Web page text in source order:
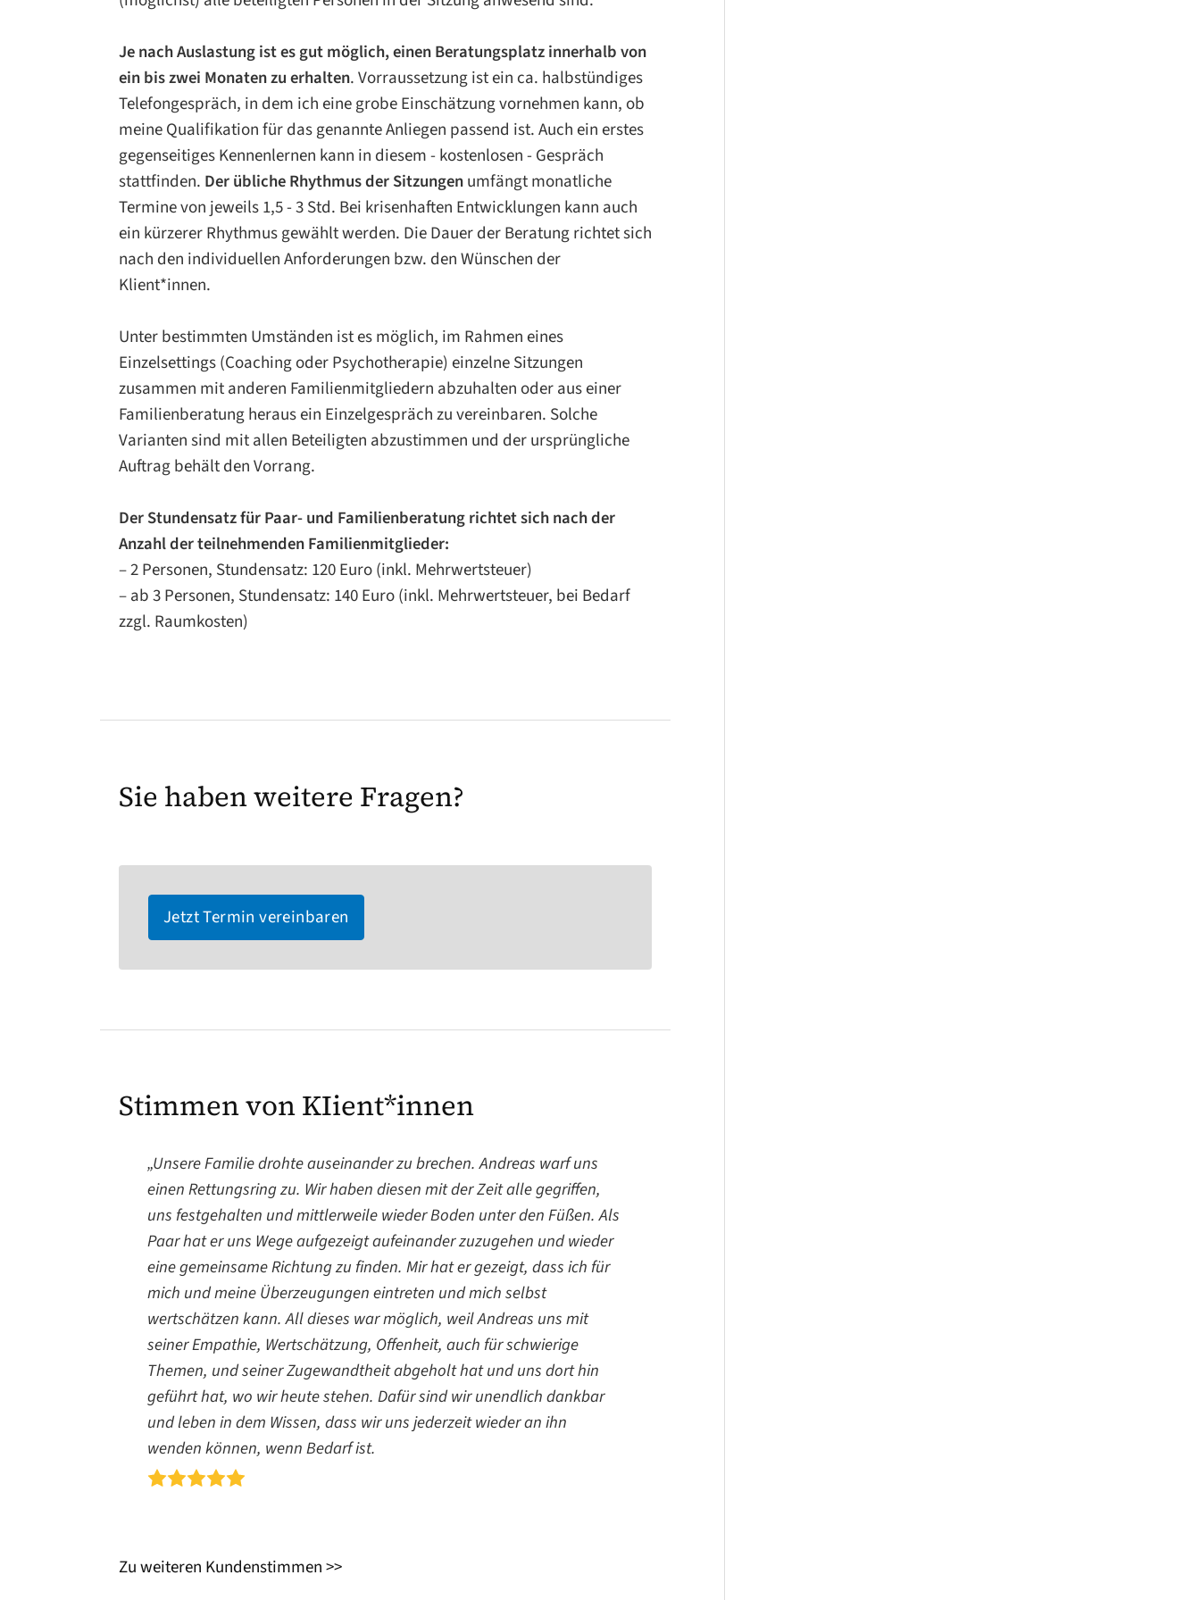
Umgebung ist‘. Ein erster Schritt kann sein, die Wirkung ungünstiger
Strukturen und Regeln zu erkennen und später im konkreten Umgang
miteinander zu verbessern – gegebenenfalls auch zum Wohl nachfolgender
Generationen.
Wertschätzung
Nach Virginia Satir, der bedeutenden Pionierin in der Familientherapie, ist
einer der wichtigsten Faktoren für psychische Gesundheit das
unsere frühesten Grundlagen gelegt werden … und entscheidend dafür, ob
wir uns später sicher und authentisch mit unserer Umwelt verständigen
können, oder uns in sogenannte„Überlebenshaltungen“*retten, die unsere
Kommunikation einschränken und verzerren. Insofern spielt die Frage:
„Was fördert den Selbstwert in der Familie?“ eine ebenso wichtige Rolle,
wie der Blick auf das, was die Familie und ihre Mitglieder bereits gut
Weiterentwicklung genutzt werden können.
* Die 4 Überlebenshaltungen nach V. Satir: Anklagen, Beschwichtigen,
Rationalisieren, Ablenken
Je nach Auslastung ist es gut möglich, einen Beratungsplatz innerhalb von
ein bis zwei Monaten zu erhalten. Vorraussetzung ist ein ca. halbstündiges
Telefongespräch, in dem ich eine grobe Einschätzung vornehmen kann, ob
meine Qualifikation für das genannte Anliegen passend ist. Auch ein erstes
gegenseitiges Kennenlernen kann in diesem - kostenlosen - Gespräch
stattfinden. Der übliche Rhythmus der Sitzungenumfängt monatliche
Termine von jeweils 1,5 - 3 Std. Bei krisenhaften Entwicklungen kann auch
ein kürzerer Rhythmus gewählt werden. Die Dauer der Beratung richtet sich
nach den individuellen Anforderungen bzw. den Wünschen der
Klient*innen.
Unter bestimmten Umständen ist es möglich, im Rahmen eines
Einzelsettings (Coaching oder Psychotherapie) einzelne Sitzungen
zusammen mit anderen Familienmitgliedern abzuhalten oder aus einer
Familienberatung heraus ein Einzelgespräch zu vereinbaren. Solche
Varianten sind mit allen Beteiligten abzustimmen und der ursprüngliche
Auftrag behält den Vorrang.
Der Stundensatz für Paar- und Familienberatung richtet sich nach der
Anzahl der teilnehmenden Familienmitglieder:
– 2 Personen, Stundensatz: 120 Euro (inkl. Mehrwertsteuer)
– ab 3 Personen, Stundensatz: 140 Euro (inkl. Mehrwertsteuer, bei Bedarf
zzgl. Raumkosten)
Sie haben weitere Fragen?
Jetzt Termin vereinbaren
Stimmen von KIient*innen
„Unsere Familie drohte auseinander zu brechen. Andreas warf uns
einen Rettungsring zu. Wir haben diesen mit der Zeit alle gegriffen,
uns festgehalten und mittlerweile wieder Boden unter den Füßen. Als
Paar hat er uns Wege aufgezeigt aufeinander zuzugehen und wieder
eine gemeinsame Richtung zu finden. Mir hat er gezeigt, dass ich für
mich und meine Überzeugungen eintreten und mich selbst
wertschätzen kann. All dieses war möglich, weil Andreas uns mit
seiner Empathie, Wertschätzung, Offenheit, auch für schwierige
Themen, und seiner Zugewandtheit abgeholt hat und uns dort hin
geführt hat, wo wir heute stehen. Dafür sind wir unendlich dankbar
und leben in dem Wissen, dass wir uns jederzeit wieder an ihn
wenden können, wenn Bedarf ist.
Zu weiteren Kundenstimmen >>